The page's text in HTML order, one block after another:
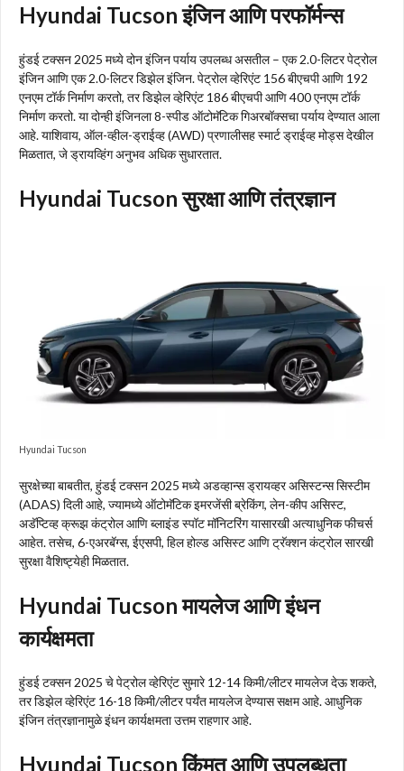
Hyundai Tucson इंजिन आणि परफॉर्मन्स
हुंडई टक्सन 2025 मध्ये दोन इंजिन पर्याय उपलब्ध असतील – एक 2.0-लिटर पेट्रोल
इंजिन आणि एक 2.0-लिटर डिझेल इंजिन. पेट्रोल व्हेरिएंट 156 बीएचपी आणि 192
एनएम टॉर्क निर्माण करतो, तर डिझेल व्हेरिएंट 186 बीएचपी आणि 400 एनएम टॉर्क
निर्माण करतो. या दोन्ही इंजिनला 8-स्पीड ऑटोमॅटिक गिअरबॉक्सचा पर्याय देण्यात आला
आहे. याशिवाय, ऑल-व्हील-ड्राईव्ह (AWD) प्रणालीसह स्मार्ट ड्राईव्ह मोड्स देखील
मिळतात, जे ड्रायव्हिंग अनुभव अधिक सुधारतात.
Hyundai Tucson सुरक्षा आणि तंत्रज्ञान
Hyundai Tucson
सुरक्षेच्या बाबतीत, हुंडई टक्सन 2025 मध्ये अडव्हान्स ड्रायव्हर असिस्टन्स सिस्टीम
(ADAS) दिली आहे, ज्यामध्ये ऑटोमॅटिक इमरजेंसी ब्रेकिंग, लेन-कीप असिस्ट,
अडॅप्टिव्ह क्रूझ कंट्रोल आणि ब्लाइंड स्पॉट मॉनिटरिंग यासारखी अत्याधुनिक फीचर्स
आहेत. तसेच, 6-एअरबॅग्स, ईएसपी, हिल होल्ड असिस्ट आणि ट्रॅक्शन कंट्रोल सारखी
सुरक्षा वैशिष्ट्येही मिळतात.
Hyundai Tucson मायलेज आणि इंधन
कार्यक्षमता
हुंडई टक्सन 2025 चे पेट्रोल व्हेरिएंट सुमारे 12-14 किमी/लीटर मायलेज देऊ शकते,
तर डिझेल व्हेरिएंट 16-18 किमी/लीटर पर्यंत मायलेज देण्यास सक्षम आहे. आधुनिक
इंजिन तंत्रज्ञानामुळे इंधन कार्यक्षमता उत्तम राहणार आहे.
Hyundai Tucson किंमत आणि उपलब्धता